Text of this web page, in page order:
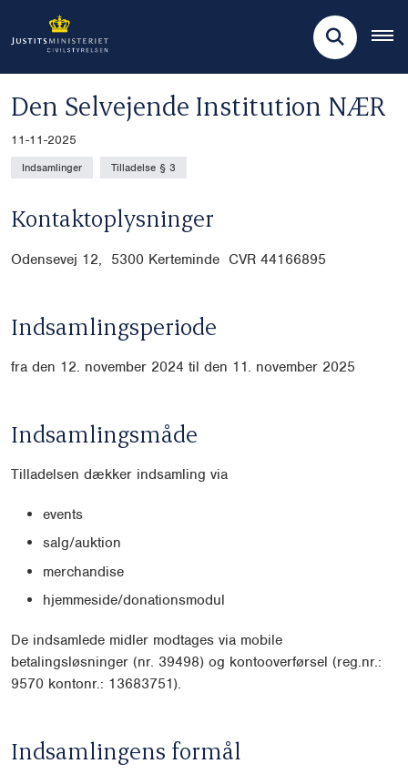
Den Selvejende Institution NÆR
11-11-2025
Indsamlinger Tilladelse § 3
Kontaktoplysninger
Odensevej 12, 5300 Kerteminde CVR 44166895
Indsamlingsperiode
fra den 12. november 2024 til den 11. november 2025
Indsamlingsmåde
Tilladelsen dækker indsamling via
events
salg/auktion
merchandise
hjemmeside/donationsmodul
De indsamlede midler modtages via mobile
betalingsløsninger (nr. 39498) og kontooverførsel (reg.nr.:
9570 kontonr.: 13683751).
Indsamlingens formål